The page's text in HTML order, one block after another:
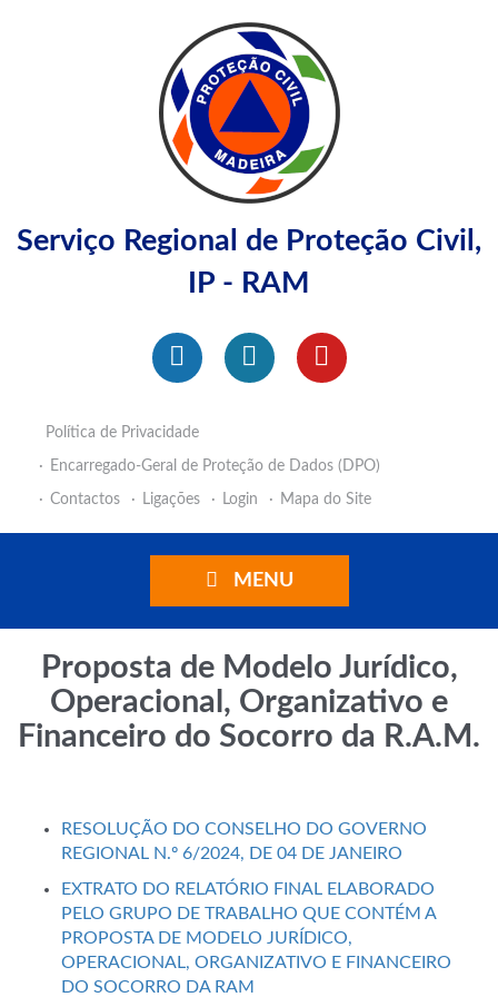
Serviço Regional de Proteção Civil,
IP - RAM
Política de Privacidade
Encarregado-Geral de Proteção de Dados (DPO)
Contactos
Ligações Login Mapa do Site
MENU
Proposta de Modelo Jurídico,
Operacional, Organizativo e
Financeiro do Socorro da R.A.M.
RESOLUÇÃO DO CONSELHO DO GOVERNO
REGIONAL N.º 6/2024, DE 04 DE JANEIRO
EXTRATO DO RELATÓRIO FINAL ELABORADO
PELO GRUPO DE TRABALHO QUE CONTÉM A
PROPOSTA DE MODELO JURÍDICO,
OPERACIONAL, ORGANIZATIVO E FINANCEIRO
DO SOCORRO DA RAM